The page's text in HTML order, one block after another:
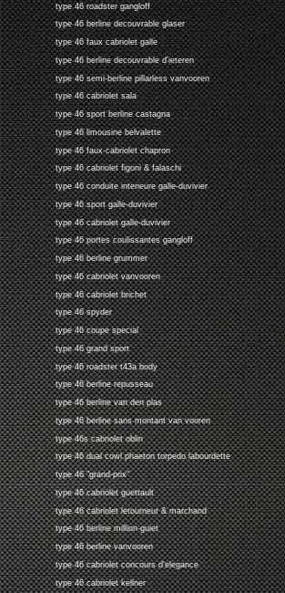
type 46 roadster gangloff
type 46 berline decouvrable glaser
type 46 faux cabriolet galle
type 46 berline decouvrable d'ieteren
type 46 semi-berline pillarless vanvooren
type 46 cabriolet sala
type 46 sport berline castagna
type 46 limousine belvalette
type 46 faux-cabriolet chapron
type 46 cabriolet figoni & falaschi
type 46 conduite interieure galle-duvivier
type 46 sport galle-duvivier
type 46 cabriolet galle-duvivier
type 46 portes coulissantes gangloff
type 46 berline grummer
type 46 cabriolet vanvooren
type 46 cabriolet brichet
type 46 spyder
type 46 coupe special
type 46 grand sport
type 46 roadster t43a body
type 46 berline repusseau
type 46 berline van den plas
type 46 berline sans montant van vooren
type 46s cabriolet oblin
type 46 dual cowl phaeton torpedo labourdette
type 46 "grand-prix"
type 46 cabriolet guettault
type 46 cabriolet letourneur & marchand
type 46 berline million-guiet
type 46 berline vanvooren
type 46 cabriolet concours d'elegance
type 46 cabriolet kellner